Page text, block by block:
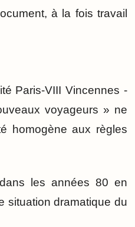
à la fois travail
Paris-VIII Vincennes -
voyageurs » ne
homogène aux règles
les années 80 en
situation dramatique du